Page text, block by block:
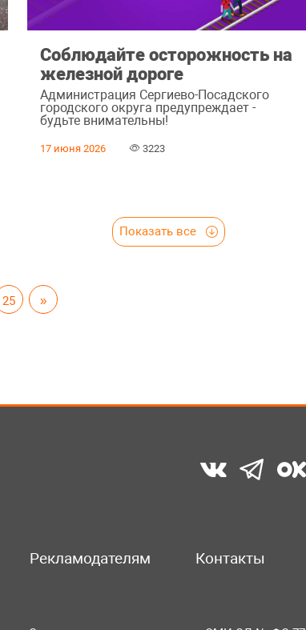
Соблюдайте осторожность на
железной дороге
Администрация Сергиево-Посадского
городского округа предупреждает -
будьте внимательны!
17 июня 2026 3223
Показать все
25 »
Рекламодателям Контакты